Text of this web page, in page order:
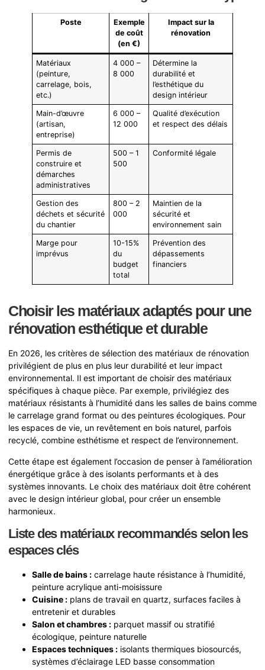
Poste
Exemple
de coût
(en €)
Impact sur la
rénovation
Matériaux
(peinture,
carrelage, bois,
etc.)
4 000 –
8 000
Détermine la
durabilité et
l’esthétique du
design intérieur
Main-d’œuvre
(artisan,
entreprise)
6 000 –
12 000
Qualité d’exécution
et respect des délais
Permis de
construire et
démarches
administratives
500 – 1
500
Conformité légale
Gestion des
déchets et sécurité
du chantier
800 – 2
000
Maintien de la
sécurité et
environnement sain
Marge pour
imprévus
10-15%
du
budget
total
Prévention des
dépassements
financiers
Choisir les matériaux adaptés pour une
rénovation esthétique et durable
En 2026, les critères de sélection des matériaux de rénovation
privilégient de plus en plus leur durabilité et leur impact
environnemental. Il est important de choisir des matériaux
spécifiques à chaque pièce. Par exemple, privilégiez des
matériaux résistants à l’humidité dans les salles de bains comme
le carrelage grand format ou des peintures écologiques. Pour
les espaces de vie, un revêtement en bois naturel, parfois
recyclé, combine esthétisme et respect de l’environnement.
Cette étape est également l’occasion de penser à l’amélioration
énergétique grâce à des isolants performants et à des
systèmes innovants. Le choix des matériaux doit être cohérent
avec le design intérieur global, pour créer un ensemble
harmonieux.
Liste des matériaux recommandés selon les
espaces clés
Salle de bains : carrelage haute résistance à l’humidité,
peinture acrylique anti-moisissure
Cuisine : plans de travail en quartz, surfaces faciles à
entretenir et durables
Salon et chambres : parquet massif ou stratifié
écologique, peinture naturelle
Espaces techniques : isolants thermiques biosourcés,
systèmes d’éclairage LED basse consommation